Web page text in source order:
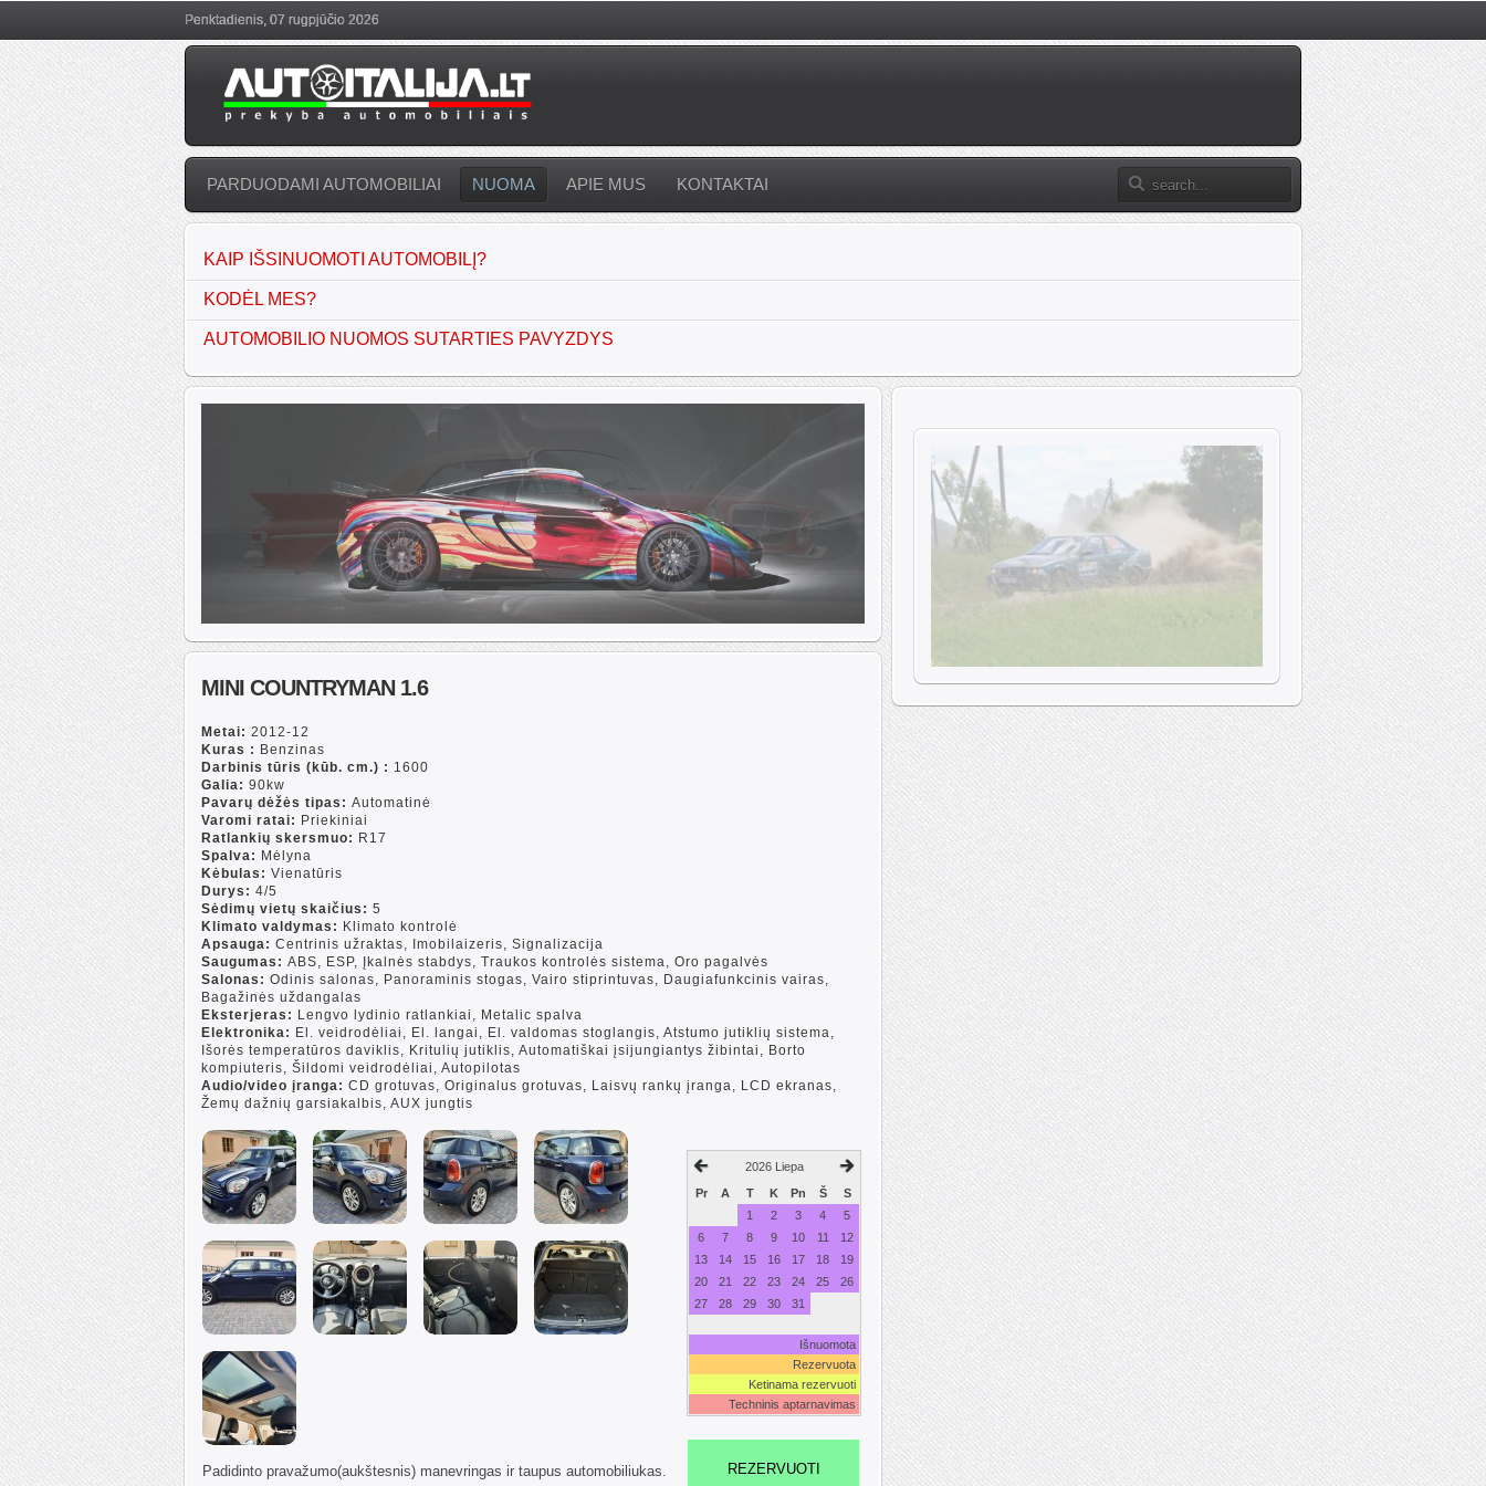
Penktadienis, 07 rugpjūčio 2026
PARDUODAMI AUTOMOBILIAI NUOMA APIE MUS KONTAKTAI
KAIP IŠSINUOMOTI AUTOMOBILĮ?
KODĖL MES?
AUTOMOBILIO NUOMOS SUTARTIES PAVYZDYS
MINI COUNTRYMAN 1.6
Metai: 2012-12
Kuras : Benzinas
Darbinis tūris (kūb. cm.) : 1600
Galia: 90kw
Pavarų dėžės tipas: Automatinė
Varomi ratai: Priekiniai
Ratlankių skersmuo: R17
Spalva: Mėlyna
Kėbulas: Vienatūris
Durys: 4/5
Sėdimų vietų skaičius: 5
Klimato valdymas: Klimato kontrolė
Apsauga: Centrinis užraktas, Imobilaizeris, Signalizacija
Saugumas: ABS, ESP, Įkalnės stabdys, Traukos kontrolės sistema, Oro pagalvės
Salonas: Odinis salonas, Panoraminis stogas, Vairo stiprintuvas, Daugiafunkcinis vairas,
Bagažinės uždangalas
Eksterjeras: Lengvo lydinio ratlankiai, Metalic spalva
Elektronika: El. veidrodėliai, El. langai, El. valdomas stoglangis, Atstumo jutiklių sistema,
Išorės temperatūros daviklis, Kritulių jutiklis, Automatiškai įsijungiantys žibintai, Borto
kompiuteris, Šildomi veidrodėliai, Autopilotas
Audio/video įranga: CD grotuvas, Originalus grotuvas, Laisvų rankų įranga, LCD ekranas,
Žemų dažnių garsiakalbis, AUX jungtis
Padidinto pravažumo(aukštesnis) manevringas ir taupus automobiliukas.
2026 Liepa
Pr
A T K Pn Š
S
1
2 3 4
5
6
7 8 9 10 11
12
13
14 15 16 17 18
19
20
21 22 23 24 25
26
27
28 29 30 31
Išnuomota
Rezervuota
Ketinama rezervuoti
Techninis aptarnavimas
REZERVUOTI